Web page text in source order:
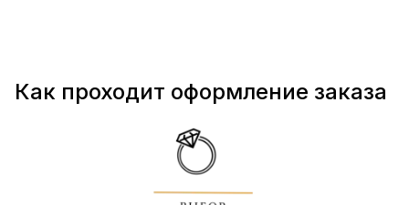
Как проходит оформление заказа